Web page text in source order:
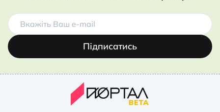
Підписатись